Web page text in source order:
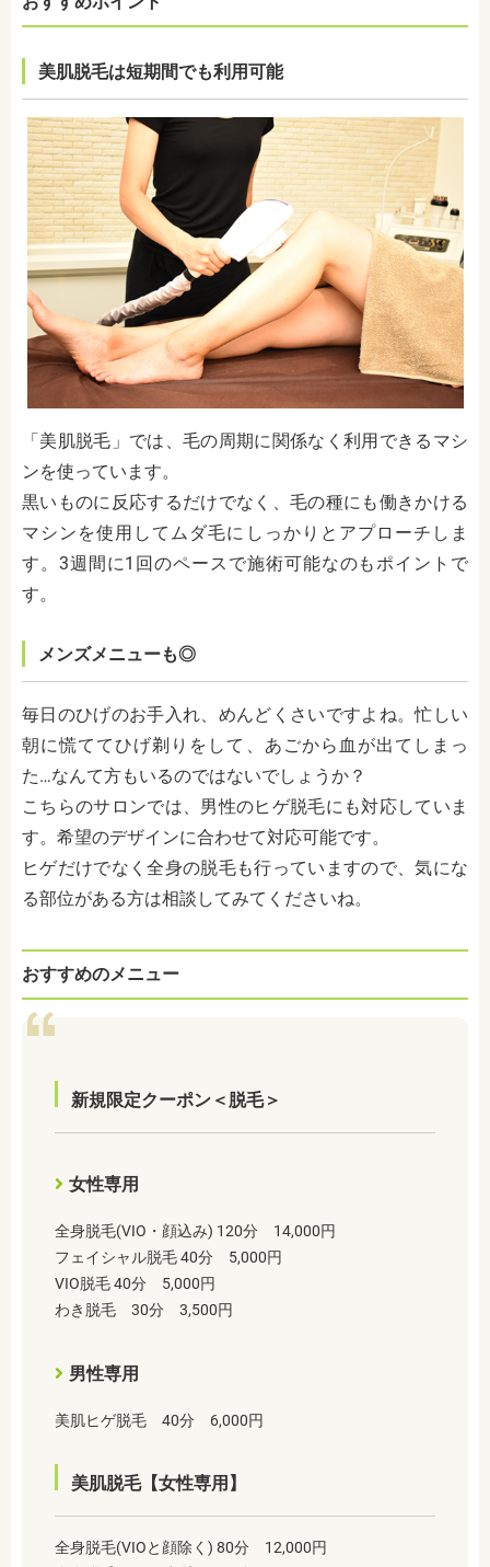
美肌脱毛は短期間でも利用可能
「美肌脱毛 」では、毛の周期に関係なく利用できる マシ
ンを使っています。
黒いものに反応するだけでなく、毛の種にも働きかける
マシンを使用してムダ毛にしっかりとアプローチしま
す。3週間に1回のペースで施術可能なのもポイントで
す。
メンズメニューも◎
毎日のひげのお手入れ、めんどくさいですよね。忙しい
朝に慌ててひげ剃りをして、あごから血が出てしまっ
た…なんて方もいるのではないでしょうか？
こちらのサロンでは、男性のヒゲ脱毛にも対応していま
す。 希望のデザインに合わせて対応可能です。
ヒゲだけでなく全身の脱毛も行っていますので、気にな
る部位がある方は相談してみてくださいね。
おすすめのメニュー
新規限定クーポン＜脱毛＞
女性専用
全身脱毛(VIO・顔込み) 120分 14,000円
フェイシャル脱毛 40分 5,000円
VIO脱毛 40分 5,000円
わき脱毛 30分 3,500円
男性専用
美肌ヒゲ脱毛 40分 6,000円
美肌脱毛【女性専用】
全身脱毛(VIOと顔除く) 80分 12,000円